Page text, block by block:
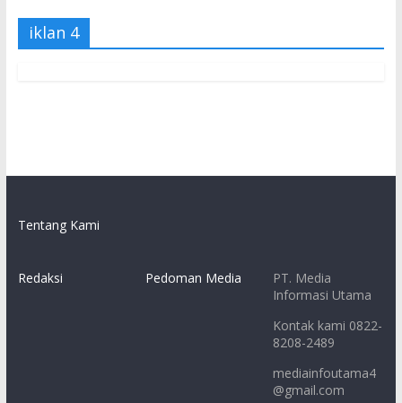
iklan 4
Tentang Kami
Redaksi Pedoman Media
PT. Media
Informasi Utama
Kontak kami 0822-
8208-2489
mediainfoutama4
@gmail.com